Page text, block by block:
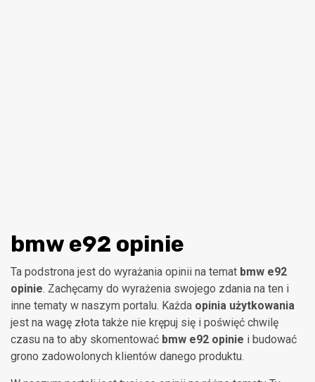
bmw e92 opinie
Ta podstrona jest do wyrażania opinii na temat bmw e92
opinie. Zachęcamy do wyrażenia swojego zdania na ten i
inne tematy w naszym portalu. Każda opinia użytkowania
jest na wagę złota także nie krępuj się i poświęć chwilę
czasu na to aby skomentować bmw e92 opinie i budować
grono zadowolonych klientów danego produktu.